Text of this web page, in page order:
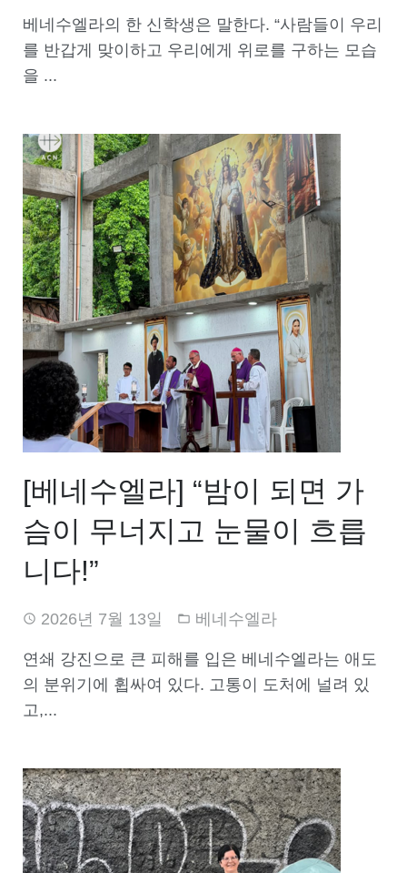
베네수엘라의 한 신학생은 말한다. “사람들이 우리
를 반갑게 맞이하고 우리에게 위로를 구하는 모습
을 ...
[베네수엘라] “밤이 되면 가
슴이 무너지고 눈물이 흐릅
니다!”
2026년 7월 13일 베네수엘라
연쇄 강진으로 큰 피해를 입은 베네수엘라는 애도
의 분위기에 휩싸여 있다. 고통이 도처에 널려 있
고,...